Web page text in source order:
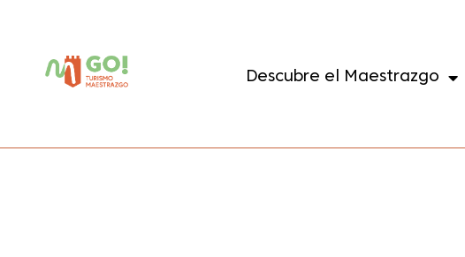
Descubre el Maestrazgo